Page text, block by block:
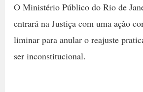
O Ministério Público do Rio de
entrará na Justiça com uma ação
liminar para anular o reajuste
ser inconstitucional.